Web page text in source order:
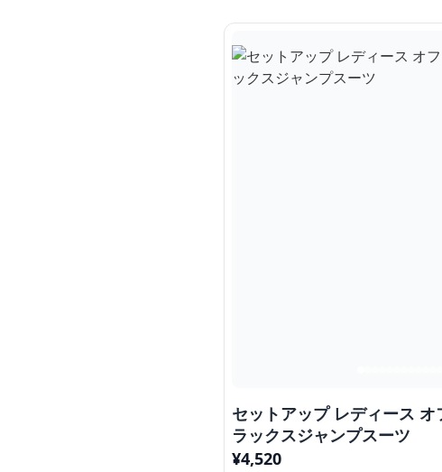
セットアップ レディース オ
ラックスジャンプスーツ
¥4,520